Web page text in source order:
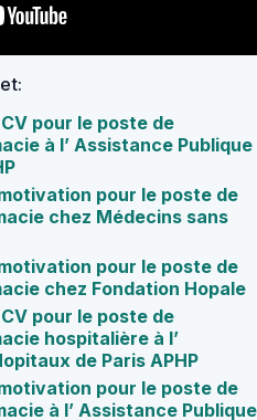
pour le poste de
à l’ Assistance Publique
pour le poste de
chez Médecins sans
pour le poste de
chez Fondation Hopale
pour le poste de
hospitalière à l’
de Paris APHP
pour le poste de
à l’ Assistance Publique